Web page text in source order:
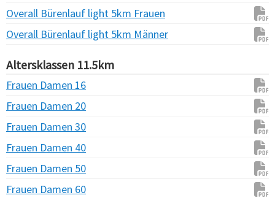
Overall Bürenlauf light 5km Frauen
Overall Bürenlauf light 5km Männer
Altersklassen 11.5km
Frauen Damen 16
Frauen Damen 20
Frauen Damen 30
Frauen Damen 40
Frauen Damen 50
Frauen Damen 60